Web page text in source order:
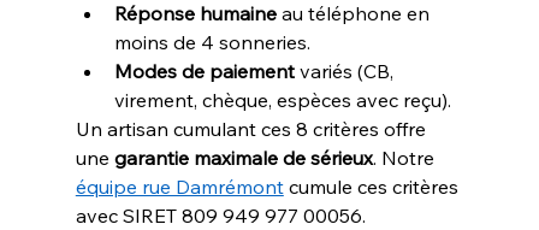
Réponse humaine au téléphone en
moins de 4 sonneries.
Modes de paiement variés (CB,
virement, chèque, espèces avec reçu).
Un artisan cumulant ces 8 critères offre
une garantie maximale de sérieux. Notre
équipe rue Damrémont cumule ces critères
avec SIRET 809 949 977 00056.